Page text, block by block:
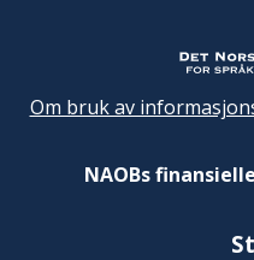
Om bruk av
NAOBs